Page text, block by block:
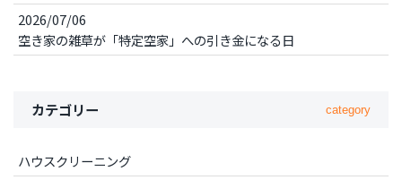
2026/07/06
空き家の雑草が「特定空家」への引き金になる日
カテゴリー category
ハウスクリーニング